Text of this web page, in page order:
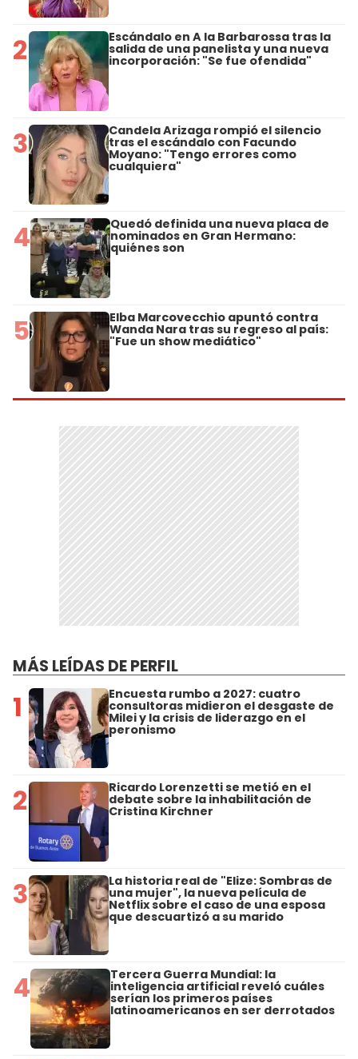
2 Escándalo en A la Barbarossa tras la
salida de una panelista y una nueva
incorporación: "Se fue ofendida"
3 Candela Arizaga rompió el silencio
tras el escándalo con Facundo
Moyano: "Tengo errores como
cualquiera"
4 Quedó definida una nueva placa de
nominados en Gran Hermano:
quiénes son
5 Elba Marcovecchio apuntó contra
Wanda Nara tras su regreso al país:
"Fue un show mediático"
MÁS LEÍDAS DE PERFIL
1 Encuesta rumbo a 2027: cuatro
consultoras midieron el desgaste de
Milei y la crisis de liderazgo en el
peronismo
2 Ricardo Lorenzetti se metió en el
debate sobre la inhabilitación de
Cristina Kirchner
3 La historia real de "Elize: Sombras de
una mujer", la nueva película de
Netflix sobre el caso de una esposa
que descuartizó a su marido
4 Tercera Guerra Mundial: la
inteligencia artificial reveló cuáles
serían los primeros países
latinoamericanos en ser derrotados